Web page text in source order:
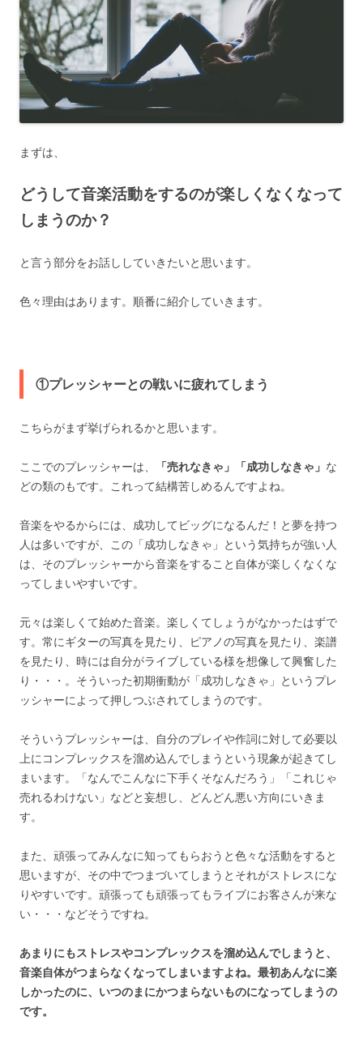
まずは、
どうして音楽活動をするのが楽しくなくなって
しまうのか？
と言う部分をお話ししていきたいと思います。
色々理由はあります。順番に紹介していきます。
①プレッシャーとの戦いに疲れてしまう
こちらがまず挙げられるかと思います。
ここでのプレッシャーは、 「売れなきゃ」「成功しなきゃ」 な
どの類のもです。これって結構苦しめるんですよね。
音楽をやるからには、成功してビッグになるんだ！と夢を持つ
人は多いですが、この「成功しなきゃ」という気持ちが強い人
は、そのプレッシャーから音楽をすること自体が楽しくなくな
ってしまいやすいです。
元々は楽しくて始めた音楽。楽しくてしょうがなかったはずで
す。常にギターの写真を見たり、ピアノの写真を見たり、楽譜
を見たり、時には自分がライブしている様を想像して興奮した
り・・・。そういった初期衝動が「成功しなきゃ」というプレ
ッシャーによって押しつぶされてしまうのです。
そういうプレッシャーは、自分のプレイや作詞に対して必要以
上にコンプレックスを溜め込んでしまうという現象が起きてし
まいます。「なんでこんなに下手くそなんだろう」「これじゃ
売れるわけない」などと妄想し、どんどん悪い方向にいきま
す。
また、頑張ってみんなに知ってもらおうと色々な活動をすると
思いますが、その中でつまづいてしまうとそれがストレスにな
りやすいです。頑張っても頑張ってもライブにお客さんが来な
い・・・などそうですね。
あまりにもストレスやコンプレックスを溜め込んでしまうと、
音楽自体がつまらなくなってしまいますよね。最初あんなに楽
しかったのに、いつのまにかつまらないものになってしまうの
です。